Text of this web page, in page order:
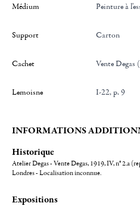
Médium Peinture à
Support carton
Cachet Vente
Lemoisne I-22, p. 9
INFORMATIONS
Historique
Atelier Degas - Vente Degas, 1919, IV, n° 2.a
Londres - Localisation inconnue.
Expositions